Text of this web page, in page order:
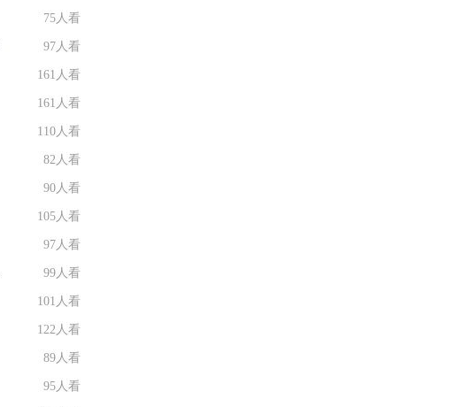
75人看
97人看
161人看
161人看
110人看
82人看
90人看
105人看
97人看
99人看
101人看
122人看
89人看
95人看